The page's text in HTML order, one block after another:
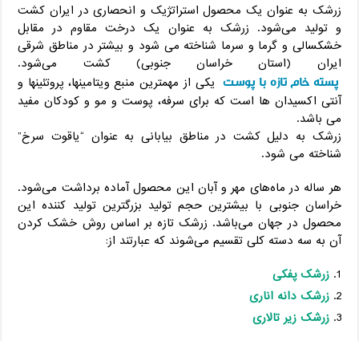
زرشک به عنوان یک محصول استراتژیک و انحصاری در ایران کشت
و تولید می‌شود. زرشک به عنوان یک درخت مقاوم در مقابل
خشکسالی و گرما و سرما شناخته می شود و بیشتر در مناطق شرقی
ایران (استان خراسان جنوبی) کشت می‌شود.
پسته خام تازه با پوست یکی از مهمترین منبع ویتامینها، پروتئینها و
آنتی اکسیدان ها است که برای سرفه، پوست و مو و کودکان مفید
می باشد.
زرشک به دلیل کشت در مناطق بیابانی به عنوان “یاقوت سرخ”
شناخته می شود.
هر ساله در ماه‌های مهر و آبان این محصول آماده برداشت می‌شود.
خراسان جنوبی با بیشترین حجم تولید بزرگترین تولید کننده این
محصول در جهان می‌باشد. زرشک تازه بر اساس روش خشک کردن
آن به سه دسته کلی تقسیم می‌شوند که عبارتند از:
زرشک پفکی
زرشک دانه اناری
زرشک زیر تالاری